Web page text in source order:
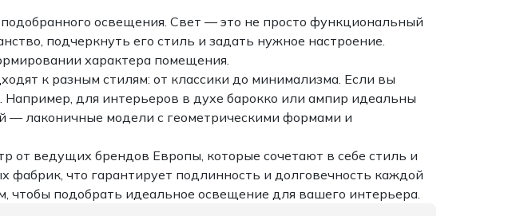
освещения. Свет — это не просто функциональный
подчеркнуть его стиль и задать нужное настроение.
характера помещения.
к разным стилям: от классики до минимализма. Если вы
для интерьеров в духе барокко или ампир идеальны
— лаконичные модели с геометрическими формами и
от ведущих брендов Европы, которые сочетают в себе стиль и
что гарантирует подлинность и долговечность каждой
подобрать идеальное освещение для вашего интерьера.